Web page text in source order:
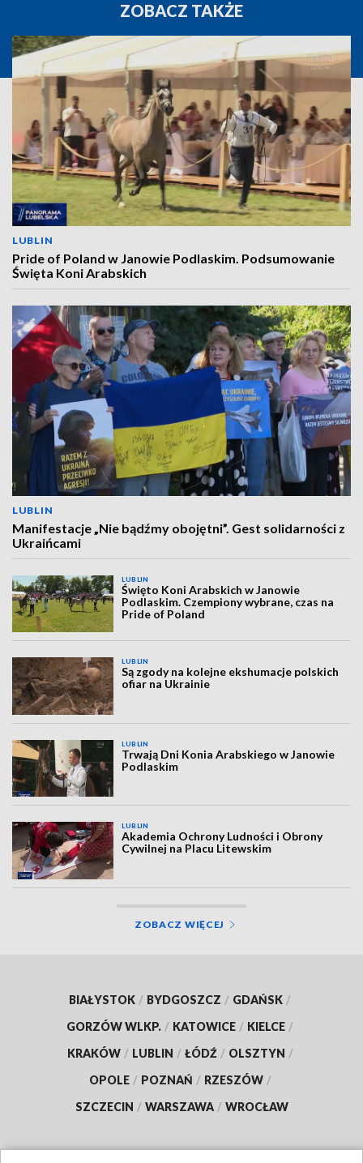
ZOBACZ TAKŻE
LUBLIN
Pride of Poland w Janowie Podlaskim. Podsumowanie
Święta Koni Arabskich
LUBLIN
Manifestacje „Nie bądźmy obojętni”. Gest solidarności z
Ukraińcami
LUBLIN
Święto Koni Arabskich w Janowie
Podlaskim. Czempiony wybrane, czas na
Pride of Poland
LUBLIN
Są zgody na kolejne ekshumacje polskich
ofiar na Ukrainie
LUBLIN
Trwają Dni Konia Arabskiego w Janowie
Podlaskim
LUBLIN
Akademia Ochrony Ludności i Obrony
Cywilnej na Placu Litewskim
ZOBACZ WIĘCEJ
BIAŁYSTOK / BYDGOSZCZ / GDAŃSK /
GORZÓW WLKP. / KATOWICE / KIELCE /
KRAKÓW / LUBLIN / ŁÓDŹ / OLSZTYN /
OPOLE / POZNAŃ / RZESZÓW /
SZCZECIN / WARSZAWA / WROCŁAW